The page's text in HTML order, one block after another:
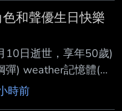
和聲優生日快樂
10日逝世，享年50歲)
彈) weather記憶體(假
者) 折原征也，主任
時前